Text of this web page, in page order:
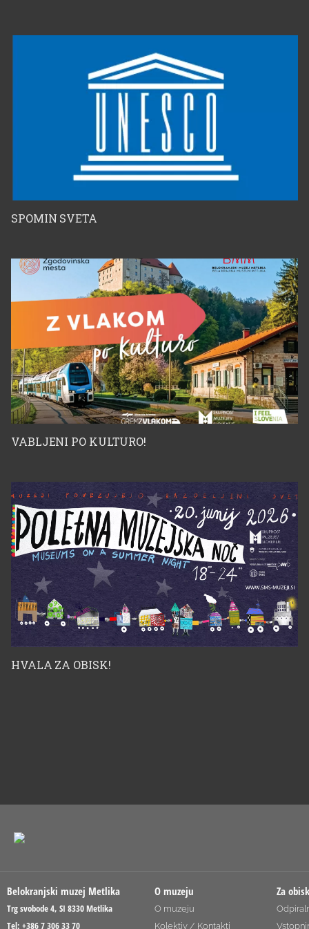
Božidarja Jakca
SPOMIN SVETA
VABLJENI PO KULTURO!
HVALA ZA OBISK!
Belokranjski muzej Metlika
Trg svobode 4, SI 8330 Metlika
Tel: +386 7 306 33 70
O muzeju
O muzeju
Kolektiv / Kontakti
Za